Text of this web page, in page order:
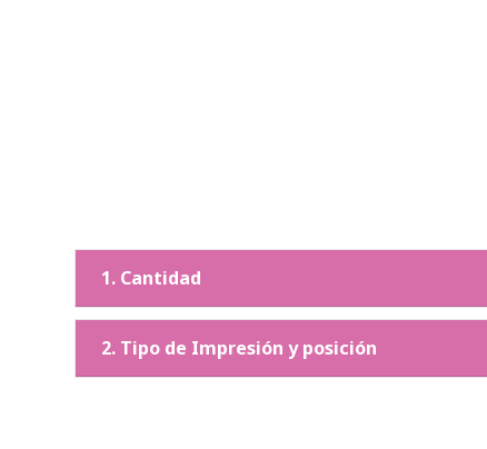
1. Cantidad
2. Tipo de Impresión y posición